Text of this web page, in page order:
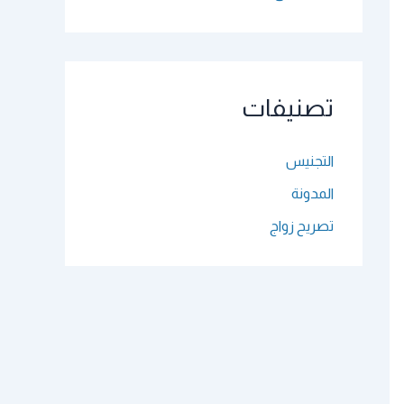
تصنيفات
التجنيس
المدونة
تصريح زواج